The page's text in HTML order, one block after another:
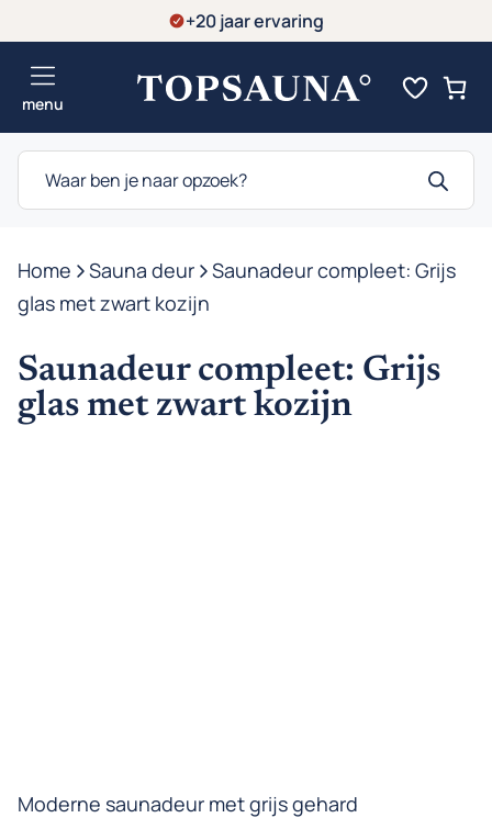
naar
inhoud
+20 jaar ervaring
menu
Producten
zoeken
Home -Sauna deur -Saunadeur compleet: Grijs
glas met zwart kozijn
Saunadeur compleet: Grijs
glas met zwart kozijn
Moderne saunadeur met grijs gehard